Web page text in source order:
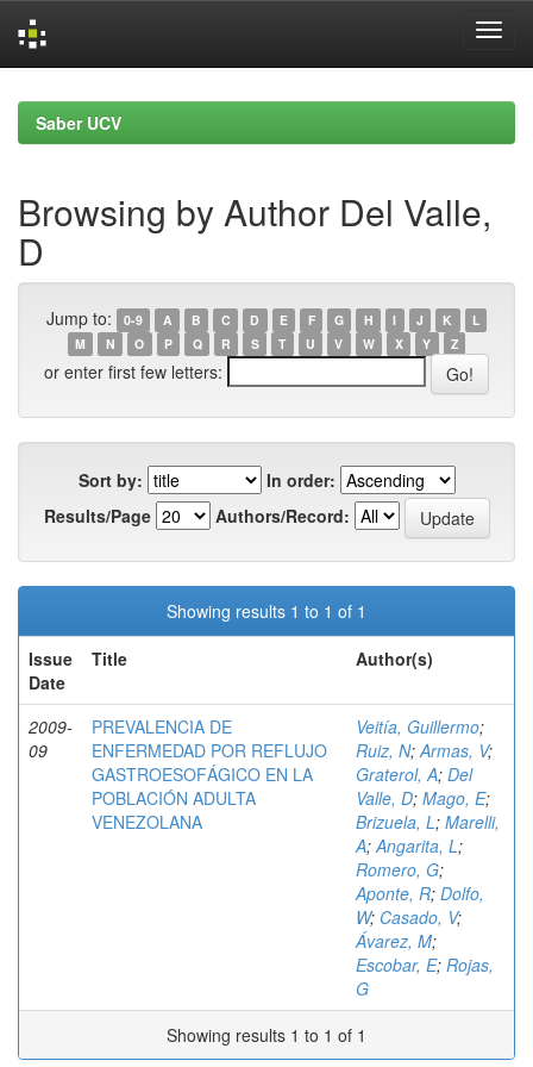
navigationSaber UCV
Browsing by Author Del Valle,
D
Jump to: 0-9 A B C D E F G H I J K
L
M
N O P Q R S T U V W X Y Z
or enter first few letters:
Sort by:
In order:
Results/Page
Authors/Record:
Showing results 1 to 1 of 1
Issue
Date
Title Author(s)
2009-
09
PREVALENCIA DE
ENFERMEDAD POR REFLUJO
GASTROESOFÁGICO EN LA
POBLACIÓN ADULTA
VENEZOLANA
Veitía, Guillermo;
Ruiz, N;Armas, V;
Graterol, A; Del
Valle, D; Mago, E;
Brizuela, L; Marelli,
A;Angarita, L;
Romero, G;
Aponte, R; Dolfo,
W; Casado, V;
Ávarez, M;
Escobar, E; Rojas,
G
Showing results 1 to 1 of 1